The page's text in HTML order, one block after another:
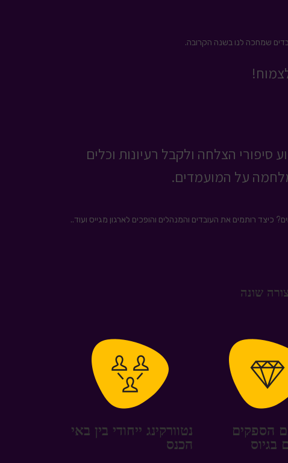
שמחכה לנו בשנה הקרובה.
הצלחה ולקבל רעיונות וכלים
על המועמדים.
כיצד רותמים את העובדים והמנהלים והופכים לארגון מגייס ועוד..
שונה
הספקים
בגיוס
נטוורקינג ייחודי בין באי
הכנס